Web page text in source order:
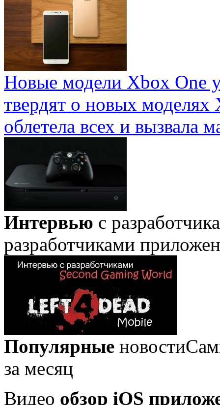
Новые модели Xbox One
твердят о новых
облетела всех и вызвала
Интервью с
разработчиками
Популярные новости
за месяц
Видео обзор iOS